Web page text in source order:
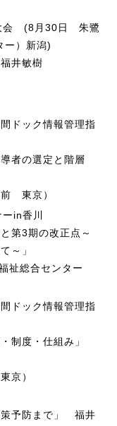
会 (8月30日 朱鷺
ター）新潟)
井敏樹
ドック情報管理指
者の選定と階層
東京）
in香川
第3期の改正点～
も含めて～」
祉総合センター
ドック情報管理指
・制度・仕組み」
京）
策予防まで」 福井